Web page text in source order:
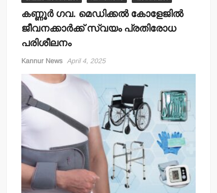
കണ്ണൂര്‍ ഗവ. മെഡിക്കല്‍ കോളേജില്‍
ജീവനക്കാര്‍ക്ക് സ്വയം പ്രതിരോധ
പരിശീലനം
Kannur News April 4, 2025